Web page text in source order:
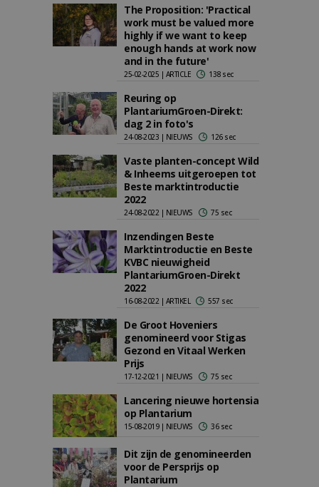
The Proposition: 'Practical
work must be valued more
highly if we want to keep
enough hands at work now
and in the future'
25-02-2025 | ARTICLE 138 sec
Reuring op
PlantariumGroen-Direkt:
dag 2 in foto's
24-08-2023 | NIEUWS 126 sec
Vaste planten-concept Wild
& Inheems uitgeroepen tot
Beste marktintroductie
2022
24-08-2022 | NIEUWS 75 sec
Inzendingen Beste
Marktintroductie en Beste
KVBC nieuwigheid
PlantariumGroen-Direkt
2022
16-08-2022 | ARTIKEL 557 sec
De Groot Hoveniers
genomineerd voor Stigas
Gezond en Vitaal Werken
Prijs
17-12-2021 | NIEUWS 75 sec
Lancering nieuwe hortensia
op Plantarium
15-08-2019 | NIEUWS 36 sec
Dit zijn de genomineerden
voor de Persprijs op
Plantarium